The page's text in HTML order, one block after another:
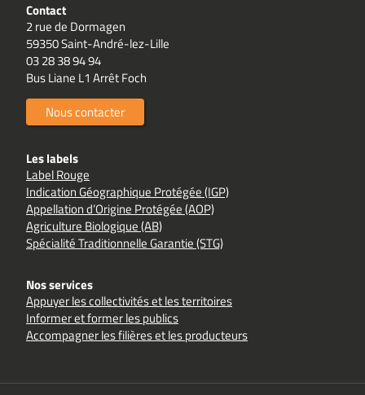
Contact
2 rue de Dormagen
59350 Saint-André-lez-Lille
03 28 38 94 94
Bus Liane L1 Arrêt Foch
Nous contacter
Les labels
Label Rouge
Indication Géographique Protégée (IGP)
Appellation d’Origine Protégée (AOP)
Agriculture Biologique (AB)
Spécialité Traditionnelle Garantie (STG)
Nos services
Appuyer les collectivités et les territoires
Informer et former les publics
Accompagner les filières et les producteurs